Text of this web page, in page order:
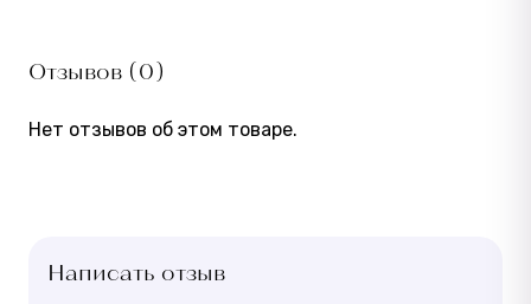
Отзывов (0)
Нет отзывов об этом товаре.
Написать отзыв